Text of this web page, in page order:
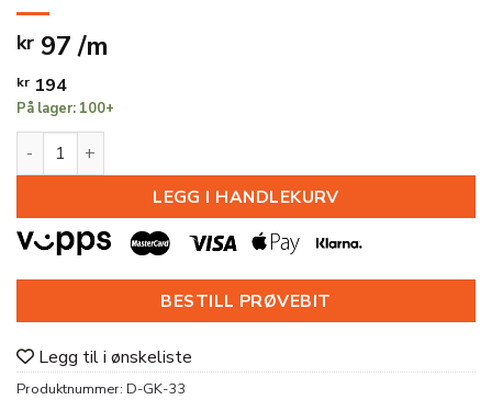
kr 97 /m
kr 194
På lager: 100+
TAKLIST GK-33 XPS 70X40X2000MM antall
LEGG I HANDLEKURV
BESTILL PRØVEBIT
Legg til i ønskeliste
Produktnummer: D-GK-33